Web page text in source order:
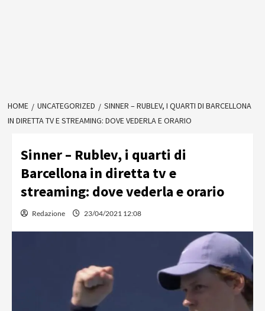
HOME UNCATEGORIZED
SINNER – RUBLEV, I QUARTI DI BARCELLONA
IN DIRETTA TV E STREAMING: DOVE VEDERLA E ORARIO
Sinner – Rublev, i quarti di
Barcellona in diretta tv e
streaming: dove vederla e orario
Redazione 23/04/2021 12:08